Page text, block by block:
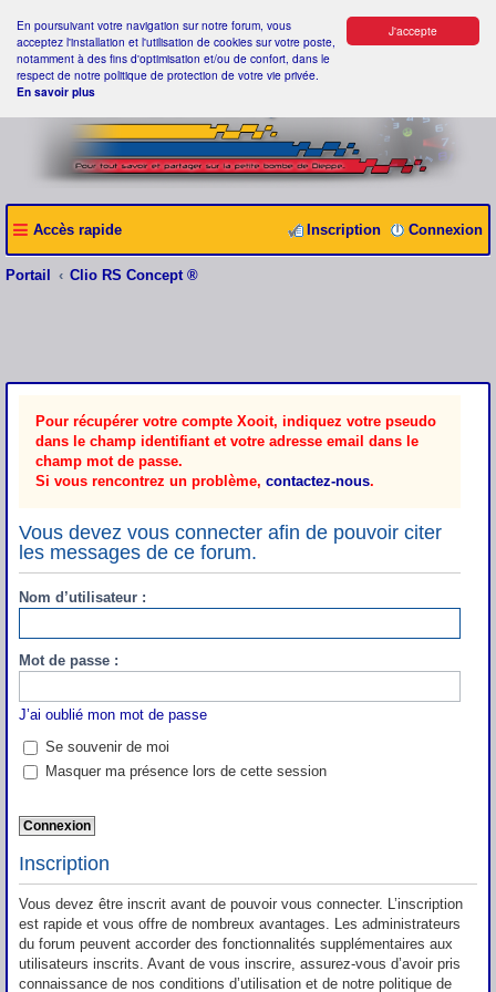
J'accepte
En poursuivant votre navigation sur notre forum, vous
acceptez l'installation et l'utilisation de cookies sur votre poste,
notamment à des fins d'optimisation et/ou de confort, dans le
respect de notre politique de protection de votre vie privée.
En savoir plus
Accès rapide Connexion
Inscription
Portail Clio RS Concept ®
Pour récupérer votre compte Xooit, indiquez votre pseudo
dans le champ identifiant et votre adresse email dans le
champ mot de passe.
Si vous rencontrez un problème, contactez-nous.
Vous devez vous connecter afin de pouvoir citer
les messages de ce forum.
Nom d’utilisateur :
Mot de passe :
J’ai oublié mon mot de passe
Se souvenir de moi
Masquer ma présence lors de cette session
Inscription
Vous devez être inscrit avant de pouvoir vous connecter. L’inscription
est rapide et vous offre de nombreux avantages. Les administrateurs
du forum peuvent accorder des fonctionnalités supplémentaires aux
utilisateurs inscrits. Avant de vous inscrire, assurez-vous d’avoir pris
connaissance de nos conditions d’utilisation et de notre politique de